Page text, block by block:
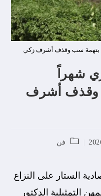
بتهمة سب وقذف أشرف زكي
شهراً
وقذف أشرف
فن
الستار على النزاع
التمثيلية الدكتور